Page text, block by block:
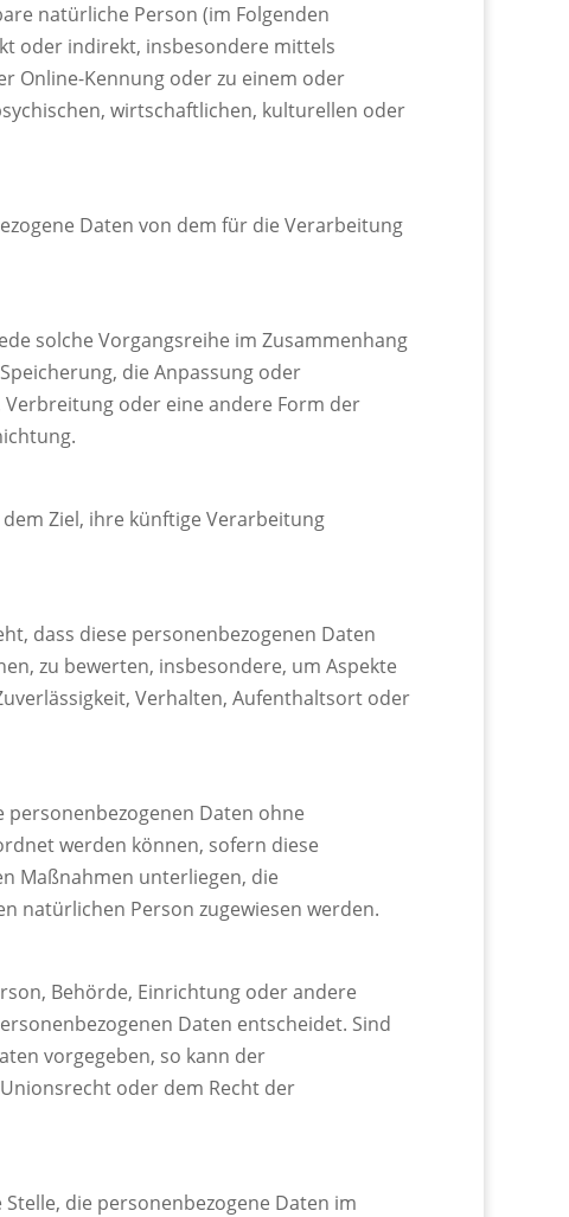
natürliche Person (im Folgenden
oder indirekt, insbesondere mittels
Online-Kennung oder zu einem oder
wirtschaftlichen, kulturellen oder
Daten von dem für die Verarbeitung
solche Vorgangsreihe im Zusammenhang
die Anpassung oder
oder eine andere Form der
Ziel, ihre künftige Verarbeitung
dass diese personenbezogenen Daten
zu bewerten, insbesondere, um Aspekte
Verhalten, Aufenthaltsort oder
Daten ohne
werden können, sofern diese
Maßnahmen unterliegen, die
natürlichen Person zugewiesen werden.
Behörde, Einrichtung oder andere
Daten entscheidet. Sind
vorgegeben, so kann der
oder dem Recht der
die personenbezogene Daten im